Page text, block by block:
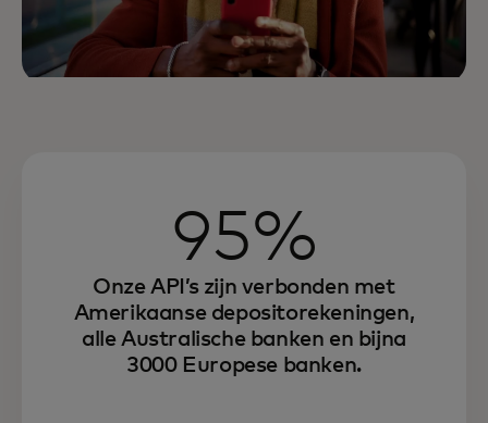
95%
Onze API’s zijn verbonden met
Amerikaanse depositorekeningen,
alle Australische banken en bijna
3000 Europese banken.